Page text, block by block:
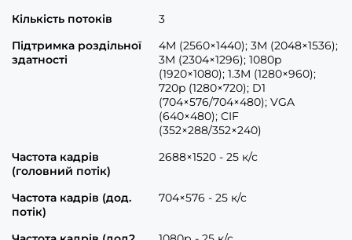
Кількість потоків
3
Підтримка роздільної
здатності
4M (2560×1440); 3M (2048×1536);
3M (2304×1296); 1080p
(1920×1080); 1.3M (1280×960);
720p (1280×720); D1
(704×576/704×480); VGA
(640×480); CIF
(352×288/352×240)
Частота кадрів
(головний потік)
2688×1520 - 25 к/с
Частота кадрів (дод.
потік)
704×576 - 25 к/с